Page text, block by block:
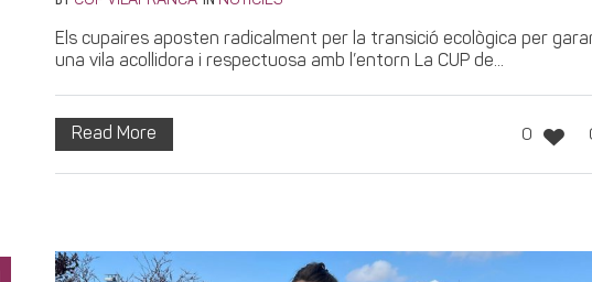
Els cupaires aposten radicalment per la transició ecològica per
una vila acollidora i respectuosa amb l’entorn La CUP de...
0
Read More